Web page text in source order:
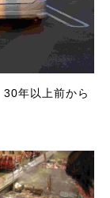
年以上前から